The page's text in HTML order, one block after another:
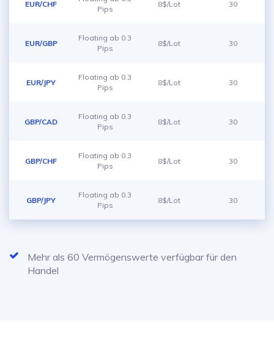
EUR/CHF
Pips
8$/Lot 30
EUR/GBP
Floating ab 0.3
Pips
8$/Lot 30
EUR/JPY
Floating ab 0.3
Pips
8$/Lot 30
GBP/CAD
Floating ab 0.3
Pips
8$/Lot 30
GBP/CHF
Floating ab 0.3
Pips
8$/Lot 30
GBP/JPY
Floating ab 0.3
Pips
8$/Lot 30
Mehr als 60 Vermögenswerte verfügbar für den
Handel